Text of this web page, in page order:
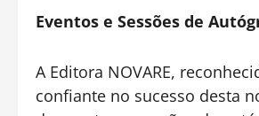
Eventos e Sessões de
A Editora NOVARE,
confiante no sucesso desta